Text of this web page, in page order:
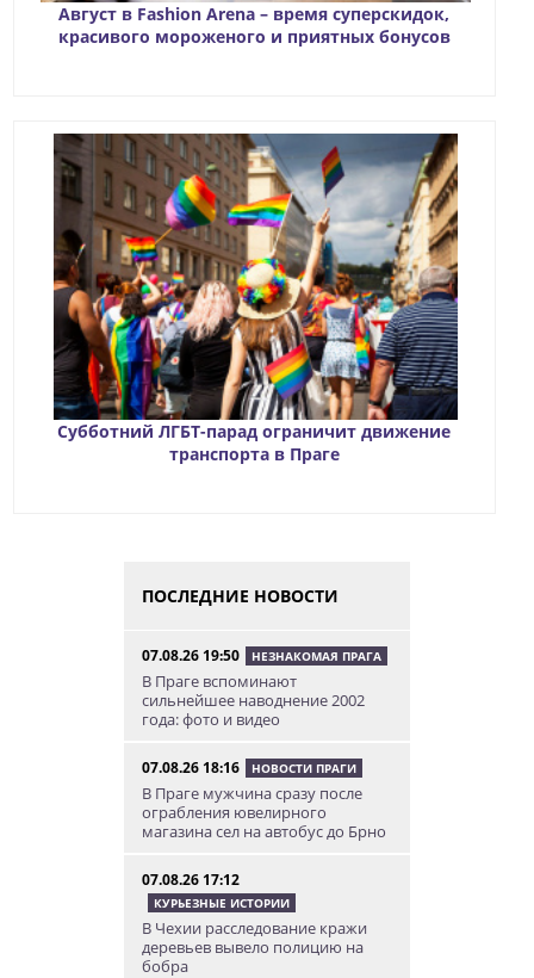
Август в Fashion Arena – время суперскидок,
красивого мороженого и приятных бонусов
Субботний ЛГБТ-парад ограничит движение
транспорта в Праге
ПОСЛЕДНИЕ НОВОСТИ
07.08.26 19:50 НЕЗНАКОМАЯ ПРАГА
В Праге вспоминают
сильнейшее наводнение 2002
года: фото и видео
07.08.26 18:16 НОВОСТИ ПРАГИ
В Праге мужчина сразу после
ограбления ювелирного
магазина сел на автобус до Брно
07.08.26 17:12
КУРЬЕЗНЫЕ ИСТОРИИ
В Чехии расследование кражи
деревьев вывело полицию на
бобра